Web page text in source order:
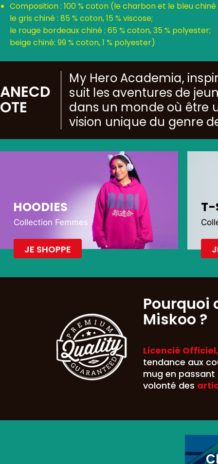
Composition : 100 % coton (le charbon et le bleu chiné
le gris chiné : 85 % coton, 15 % viscose;
le rouge bordeaux chiné : 65 % coton, 35 % polyester;
beige chiné: 99 % coton, 1 % polyester)
ANECD
OTE
My Hero Academia,
suit les aventures de
dans un monde où être
vision unique du genre
HOODIES
Collection Femmes
JE SHOPPE
T-
Pourquoi
Miskoo ?
Licencié
tendance aux
mug en
volonté des